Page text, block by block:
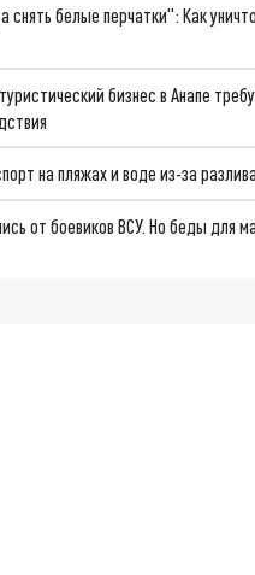
снять белые перчатки": Как
бизнес в Анапе
на пляжах и воде из-за
от боевиков ВСУ. Но беды для